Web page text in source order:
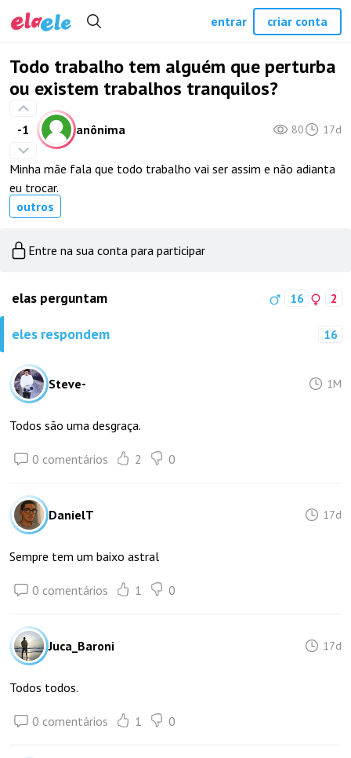
Todo trabalho tem alguém que perturba
ou existem trabalhos tranquilos?
-1 anônima 80 17d
Minha mãe fala que todo trabalho vai ser assim e não adianta
eu trocar.
outros
Entre na sua conta para participar
elas perguntam 16 2
eles respondem 16
Steve- 1M
Todos são uma desgraça.
0 comentários 2 0
DanielT 17d
Sempre tem um baixo astral
0 comentários 1 0
Juca_Baroni 17d
Todos todos.
0 comentários 1 0
entrar criar conta